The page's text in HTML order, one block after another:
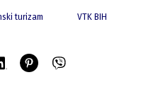
turizam VTK BIH